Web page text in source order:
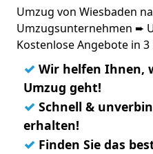
Umzug von Wiesbaden
Umzugsunternehmen ➨
Kostenlose Angebote in 3
✓ Wir helfen Ihnen,
Umzug geht!
✓ Schnell &
erhalten!
✓ Finden Sie das